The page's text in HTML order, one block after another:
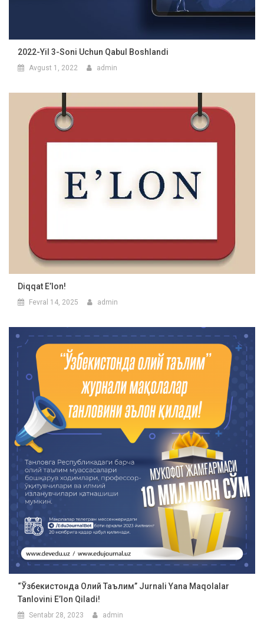
2022-Yil 3-Soni Uchun Qabul Boshlandi
Avgust 1, 2022 admin
Diqqat E’lon!
Fevral 14, 2025 admin
“Ўзбекистонда Олий Таълим” Jurnali Yana Maqolalar
Tanlovini Eʼlon Qiladi!
Sentabr 28, 2023 admin